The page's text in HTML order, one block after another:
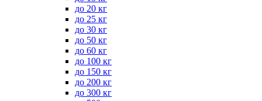
до 20 кг
до 25 кг
до 30 кг
до 50 кг
до 60 кг
до 100 кг
до 150 кг
до 200 кг
до 300 кг